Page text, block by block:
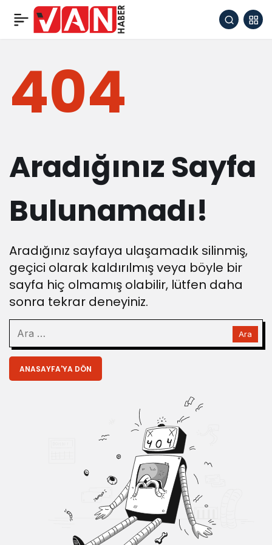
404
Aradığınız Sayfa
Bulunamadı!
Aradığınız sayfaya ulaşamadık silinmiş,
geçici olarak kaldırılmış veya böyle bir
sayfa hiç olmamış olabilir, lütfen daha
sonra tekrar deneyiniz.
ANASAYFA'YA DÖN